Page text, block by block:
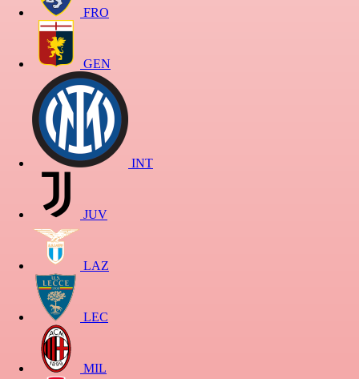
FRO
GEN
INT
JUV
LAZ
LEC
MIL